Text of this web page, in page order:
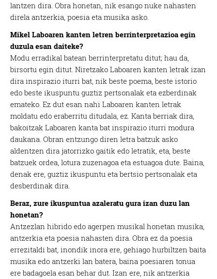
lantzen dira. Obra honetan, nik esango nuke nahasten
direla antzerkia, poesia eta musika asko.
Mikel Laboaren kanten letren berrinterpretazioa egin
duzula esan daiteke?
Modu erradikal batean berrinterpretatu ditut; hau da,
birsortu egin ditut. Niretzako Laboaren kanten letrak izan
dira inspirazio iturri bat, nik beste poema, beste istorio
edo beste ikuspuntu guztiz pertsonalak eta ezberdinak
emateko. Ez dut esan nahi Laboaren kanten letrak
moldatu edo eraberritu ditudala, ez. Kanta berriak dira,
bakoitzak Laboaren kanta bat inspirazio iturri modura
daukana. Obran entzungo diren letra batzuk asko
aldentzen dira jatorrizko gaitik edo letratik, eta, beste
batzuek ordea, lotura zuzenagoa eta estuagoa dute. Baina,
denak ere, guztiz ikuspuntu eta bertsio pertsonalak eta
desberdinak dira.
Beraz, zure ikuspuntua azaleratu gura izan duzu lan
honetan?
Antzezlan hibrido edo agerpen musikal honetan musika,
antzerkia eta poesia nahasten dira. Obra ez da poesia
errezitaldi bat, inondik inora ere, gehiago hurbiltzen baita
musika edo antzerki lan batera, baina poesiaren tonua
ere badagoela esan behar dut. Izan ere, nik antzerkia